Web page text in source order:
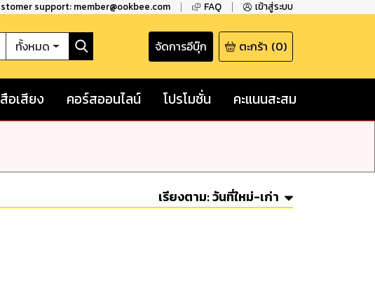
support: member@ookbee.com FAQ เข้าสู่ระบบ
ทั้งหมด จัดการอีบุ๊ก ตะกร้า (0)
อเสียง คอร์สออนไลน์ โปรโมชั่น คะแนนสะสม
เรียงตาม:วันที่ใหม่-เก่า